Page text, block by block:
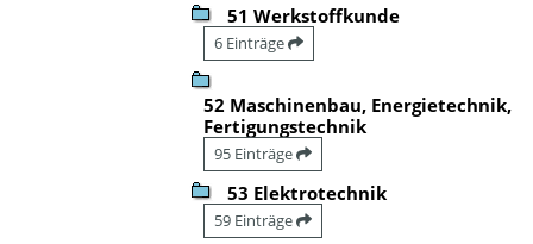
51 Werkstoffkunde
6 Einträge
52 Maschinenbau, Energietechnik,
Fertigungstechnik
95 Einträge
53 Elektrotechnik
59 Einträge